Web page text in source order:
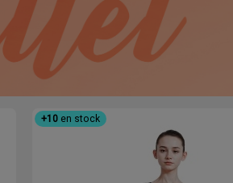
+10 en stock